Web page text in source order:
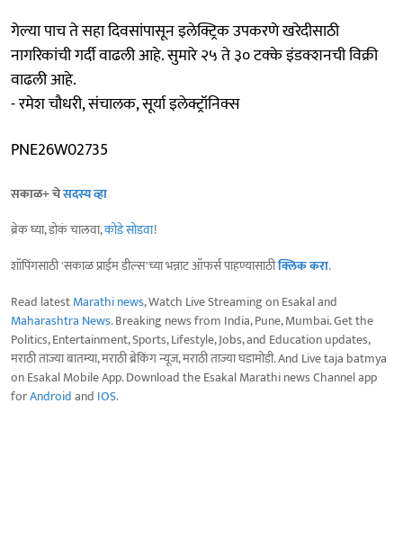
गेल्या पाच ते सहा दिवसांपासून इलेक्ट्रिक उपकरणे खरेदीसाठी
नागरिकांची गर्दी वाढली आहे. सुमारे २५ ते ३० टक्के इंडक्शनची विक्री
वाढली आहे.
- रमेश चौधरी, संचालक, सूर्या इलेक्ट्रॉनिक्स
PNE26W02735
सकाळ+ चेसदस्य व्हा
ब्रेक घ्या, डोकं चालवा,कोडे सोडवा!
शॉपिंगसाठी 'सकाळ प्राईम डील्स'च्या भन्नाट ऑफर्स पाहण्यासाठीक्लिक करा.
Read latestMarathi news, Watch Live Streaming on Esakal and
Maharashtra News. Breaking news from India, Pune, Mumbai. Get the
Politics, Entertainment, Sports, Lifestyle, Jobs, and Education updates,
मराठी ताज्या बातम्या, मराठी ब्रेकिंग न्यूज, मराठी ताज्या घडामोडी. And Live taja batmya
on Esakal Mobile App. Download the Esakal Marathi news Channel app
forAndroidand IOS.